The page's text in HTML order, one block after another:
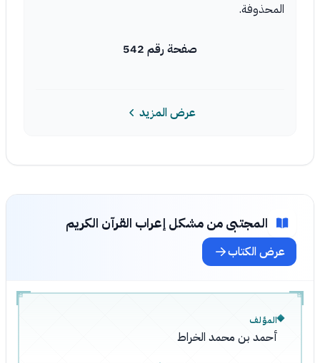
المحذوفة.
صفحة رقم 542
عرض المزيد
المجتبى من مشكل إعراب القرآن الكريم
عرض الكتاب
المؤلف
أحمد بن محمد الخراط